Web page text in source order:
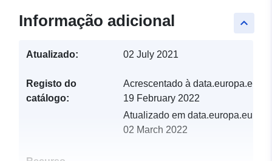
keyboard_arrow_up
Informação adicional
Atualizado: 02 July 2021
Registo do
catálogo:
Acrescentado à data.europa.eu:
19 February 2022
Atualizado em data.europa.eu:
02 March 2022